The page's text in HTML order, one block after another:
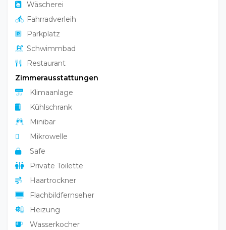
Parkplatz
Schwimmbad
Restaurant
Zimmerausstattungen
Klimaanlage
Kühlschrank
Minibar
Mikrowelle
Safe
Private Toilette
Haartrockner
Flachbildfernseher
Heizung
Wasserkocher
Geschirrspülmaschine